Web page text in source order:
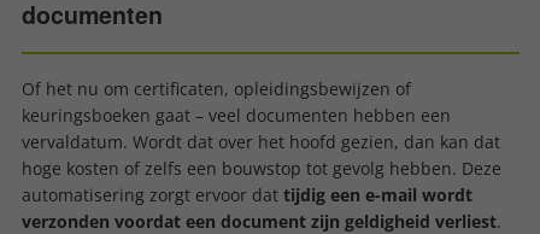
documenten
Of het nu om certificaten, opleidingsbewijzen of
keuringsboeken gaat – veel documenten hebben een
vervaldatum. Wordt dat over het hoofd gezien, dan kan dat
hoge kosten of zelfs een bouwstop tot gevolg hebben. Deze
automatisering zorgt ervoor dat tijdig een e-mail wordt
verzonden voordat een document zijn geldigheid verliest.